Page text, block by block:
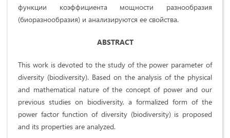
функции коэффициента мощности разнообразия
(биоразнообразия) и анализируются ее свойства.
ABSTRACT
This work is devoted to the study of the power parameter of
diversity (biodiversity). Based on the analysis of the physical
and mathematical nature of the concept of power and our
previous studies on biodiversity, a formalized form of the
power factor function of diversity (biodiversity) is proposed
and its properties are analyzed.